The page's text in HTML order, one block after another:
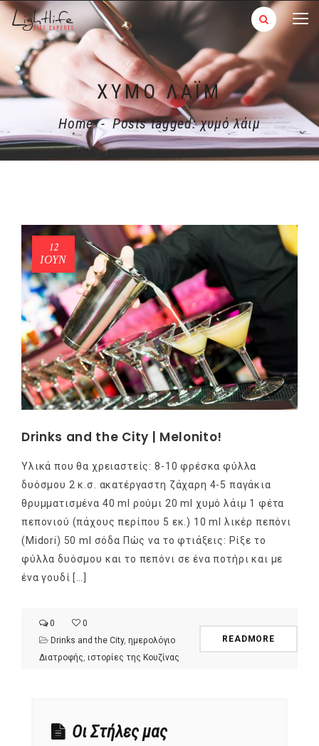
ΧΥΜΌ ΛΆΙΜ
Home - Posts tagged: χυμό λάιμ
12
ΙΟΎΝ
Drinks and the City | Melonito!
Υλικά που θα χρειαστείς: 8-10 φρέσκα φύλλα
δυόσμου 2 κ.σ. ακατέργαστη ζάχαρη 4-5 παγάκια
θρυμματισμένα 40 ml ρούμι 20 ml χυμό λάιμ 1 φέτα
πεπονιού (πάχους περίπου 5 εκ.) 10 ml λικέρ πεπόνι
(Midori) 50 ml σόδα Πώς να το φτιάξεις: Ρίξε το
φύλλα δυόσμου και το πεπόνι σε ένα ποτήρι και με
ένα γουδί […]
0
0
Drinks and the City, ημερολόγιο
Διατροφής ιστορίες της Κουζίνας
READMORE
Οι Στήλες μας